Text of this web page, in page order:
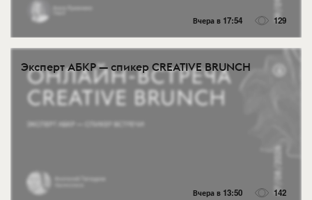
Вчера в 17:54 129
Эксперт АБКР — спикер CREATIVE BRUNCH
Вчера в 13:50 142